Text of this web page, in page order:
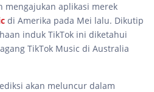
mengajukan aplikasi merek
di Amerika pada Mei lalu. Dikutip
induk TikTok ini diketahui
TikTok Music di Australia
akan meluncur dalam